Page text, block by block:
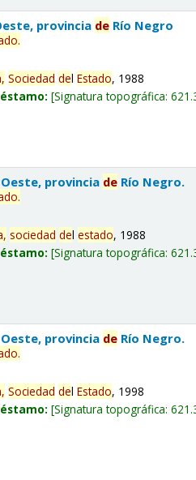
provincia de Río Negro
.
Sociedad delEstado, 1988
Signatura topográfica:
provincia de Río Negro.
.
sociedad delestado, 1988
Signatura topográfica:
provincia de Río Negro.
.
Sociedad delEstado, 1998
Signatura topográfica: